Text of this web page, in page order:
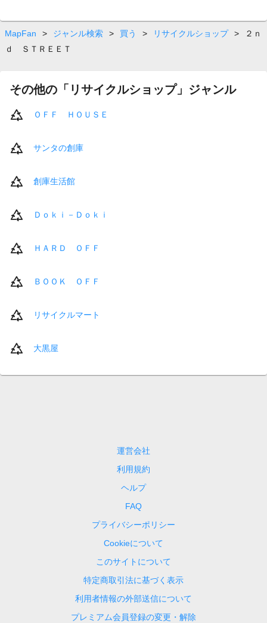
MapFan > ジャンル検索 > 買う > リサイクルショップ >
２ｎ
ｄ ＳＴＲＥＥＴ
その他の「リサイクルショップ」ジャンル
ＯＦＦ ＨＯＵＳＥ
サンタの創庫
創庫生活館
Ｄｏｋｉ－Ｄｏｋｉ
ＨＡＲＤ ＯＦＦ
ＢＯＯＫ ＯＦＦ
リサイクルマート
大黒屋
運営会社
利用規約
ヘルプ
FAQ
プライバシーポリシー
Cookieについて
このサイトについて
特定商取引法に基づく表示
利用者情報の外部送信について
プレミアム会員登録の変更・解除